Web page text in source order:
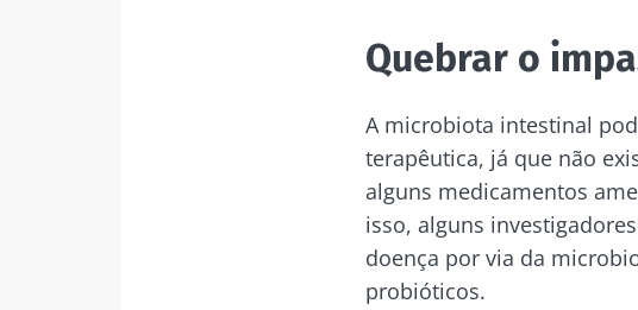
Quebrar o
A microbiota intestinal
terapêutica, já que não
alguns medicamentos
isso, alguns
doença por via da
probióticos.
Você está prestes a ser
Junte-se à comunidade
para se manter
Eu li e aceito as
Microbiota Institute.
* Campo obrigatório
BMI 20-35